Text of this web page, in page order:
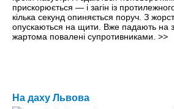
прискорюється — і загін із
кілька секунд опиняється поруч. З
опускаються на щити. Вже падають на
жартома повалені супротивниками. >>
На даху Львова